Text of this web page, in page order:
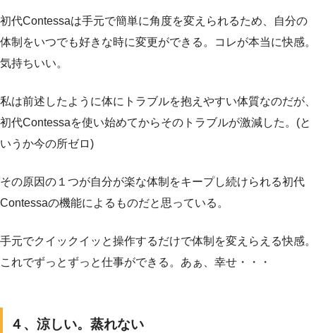
初代Contessaは手元で簡単に角度を変えられるため、自分の
体制をいつでも好きな時に変更ができる。コレが本当に快感。
気持ちいい。
私は前述したように体にトラブルを抱えやすい体質なのだが、
初代Contessaを使い始めてからそのトラブルが激減した。(と
いうか今の所ゼロ)
その原因の１つが自分が楽な体制をキープし続けられる初代
Contessaの機能によるものだと思っている。
手元でクイックイッと操作するだけで体制を変えらえる快感。
これでずっとずっと仕事ができる。あぁ、幸せ・・・
４、涼しい。蒸れない